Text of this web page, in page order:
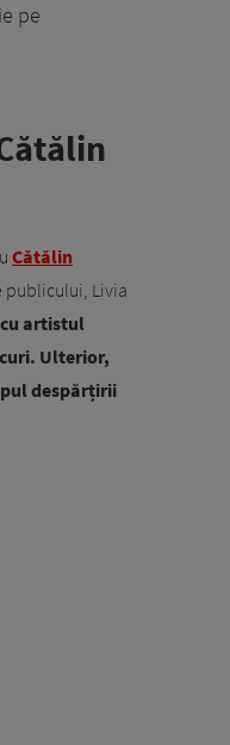
pe
Cătălin
publicului, Livia
artistul
Ulterior,
despărțirii